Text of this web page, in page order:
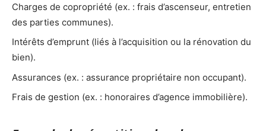
Charges de copropriété (ex. : frais d’ascenseur, entretien
des parties communes).
Intérêts d’emprunt (liés à l’acquisition ou la rénovation du
bien).
Assurances (ex. : assurance propriétaire non occupant).
Frais de gestion (ex. : honoraires d’agence immobilière).